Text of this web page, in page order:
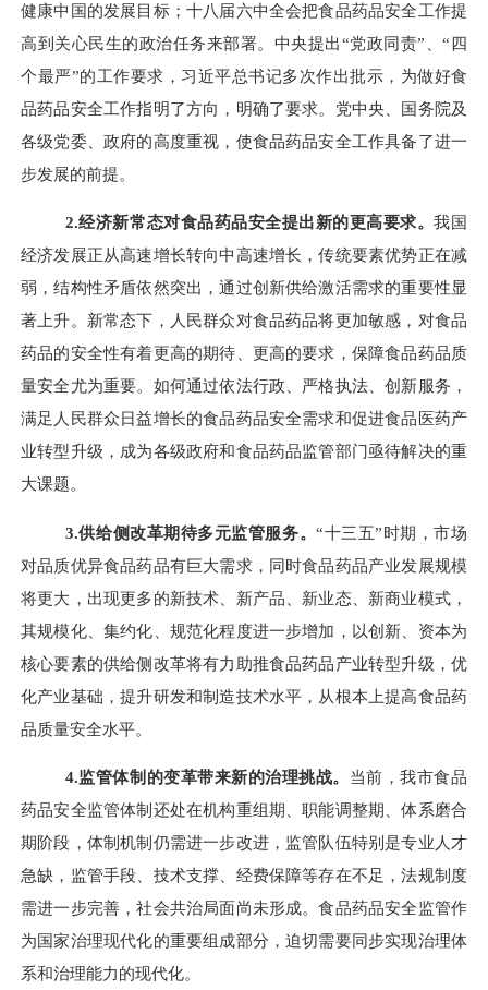
健康中国的发展目标；十八届六中全会把食品药品安全工作提
高到关心民生的政治任务来部署。中央提出“党政同责”、“四
个最严”的工作要求，习近平总书记多次作出批示，为做好食
品药品安全工作指明了方向，明确了要求。党中央、国务院及
各级党委、政府的高度重视，使食品药品安全工作具备了进一
步发展的前提。
2.经济新常态对食品药品安全提出新的更高要求。我国
经济发展正从高速增长转向中高速增长，传统要素优势正在减
弱，结构性矛盾依然突出，通过创新供给激活需求的重要性显
著上升。新常态下，人民群众对食品药品将更加敏感，对食品
药品的安全性有着更高的期待、更高的要求，保障食品药品质
量安全尤为重要。如何通过依法行政、严格执法、创新服务，
满足人民群众日益增长的食品药品安全需求和促进食品医药产
业转型升级，成为各级政府和食品药品监管部门亟待解决的重
大课题。
3.供给侧改革期待多元监管服务。“十三五”时期，市场
对品质优异食品药品有巨大需求，同时食品药品产业发展规模
将更大，出现更多的新技术、新产品、新业态、新商业模式，
其规模化、集约化、规范化程度进一步增加，以创新、资本为
核心要素的供给侧改革将有力助推食品药品产业转型升级，优
化产业基础，提升研发和制造技术水平，从根本上提高食品药
品质量安全水平。
4.监管体制的变革带来新的治理挑战。 当前，我市食品
药品安全监管体制还处在机构重组期、职能调整期、体系磨合
期阶段，体制机制仍需进一步改进，监管队伍特别是专业人才
急缺，监管手段、技术支撑、经费保障等存在不足，法规制度
需进一步完善，社会共治局面尚未形成。食品药品安全监管作
为国家治理现代化的重要组成部分，迫切需要同步实现治理体
系和治理能力的现代化。